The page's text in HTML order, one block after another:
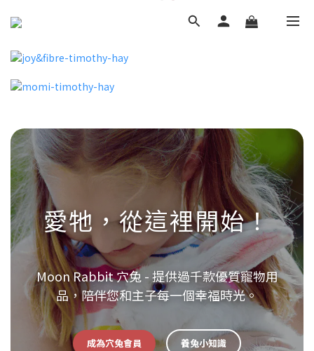
愛牠，從這裡開始！
Moon Rabbit 穴兔 - 提供過千款優質寵物用
品，陪伴您和主子每一個幸福時光。
成為穴兔會員 養兔小知識